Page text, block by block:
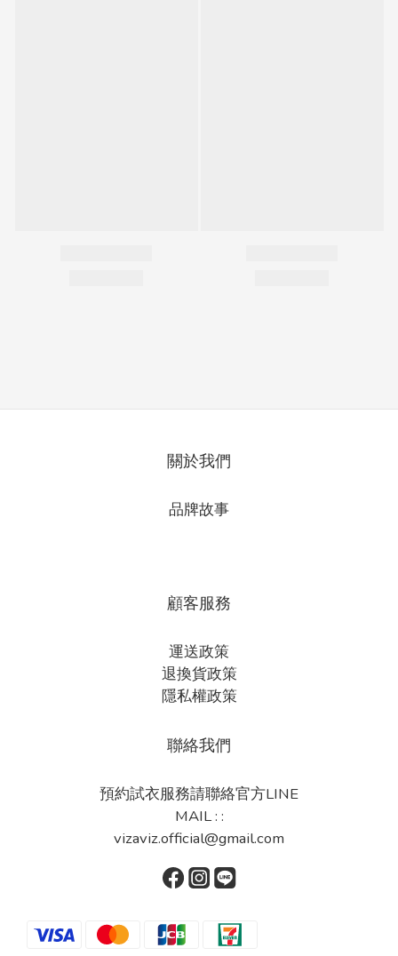
關於我們
品牌故事
顧客服務
運送政策
退換貨政策
隱私權政策
聯絡我們
預約試衣服務請聯絡官方LINE
MAIL : :
vizaviz.official@gmail.com